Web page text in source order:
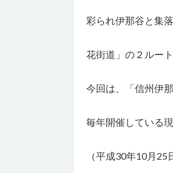
彩られ伊那谷と集
花街道」の２ルー
今回は、「信州伊
毎年開催している
（平成30年10月25